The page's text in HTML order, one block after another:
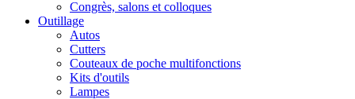
Congrès, salons et colloques
Outillage
Autos
Cutters
Couteaux de poche multifonctions
Kits d'outils
Lampes